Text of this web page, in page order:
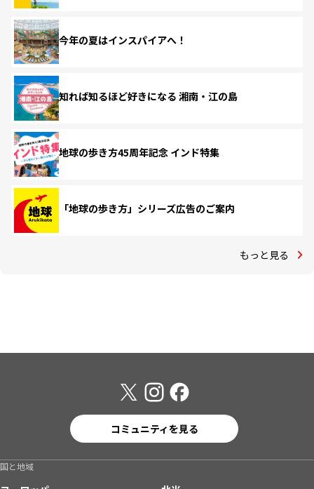
今年の夏はインスパイアへ！
知れば知るほど好きになる 湘南・江の島
地球の歩き方45周年記念 インド特集
「地球の歩き方」シリーズ広告のご案内
もっと見る
コミュニティを見る
国と地域